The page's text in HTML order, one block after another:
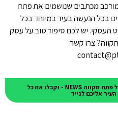
מכתבים שנושמים את פתח
בכל הנעשה בעיר במיוחד בכל
העסקי. יש לכם סיפור טוב על עסק
צרו קשר:
הצטרפו לקבוצת הוואטסאפ של פתח תקווה NEWS - וקבלו את כל
אליכם לנייד